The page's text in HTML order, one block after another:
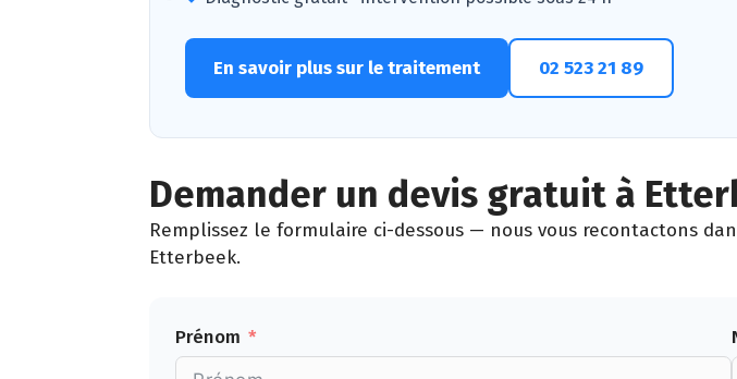
En savoir plus sur le traitement 02 523 21 89
Demander un devis gratuit à
Remplissez le formulaire ci-dessous — nous vous recontactons
Etterbeek.
Prénom